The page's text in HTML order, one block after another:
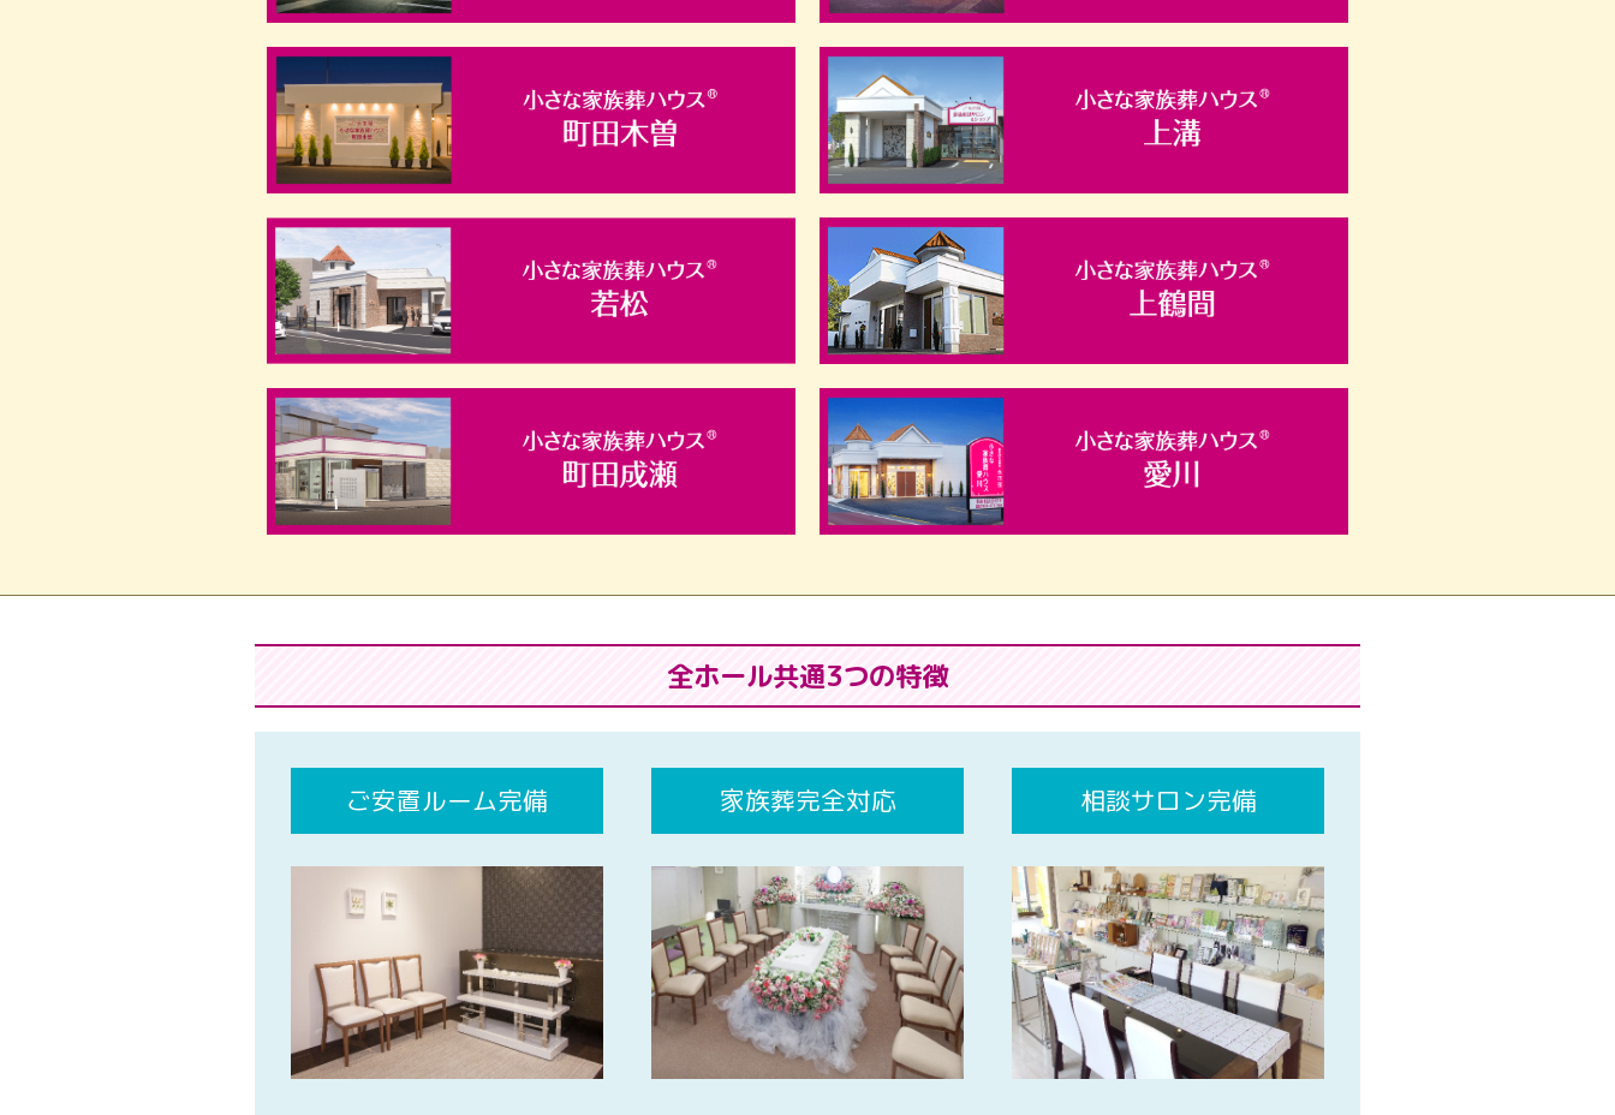
全ホール共通3つの特徴
ご安置ルーム完備 家族葬完全対応 相談サロン完備